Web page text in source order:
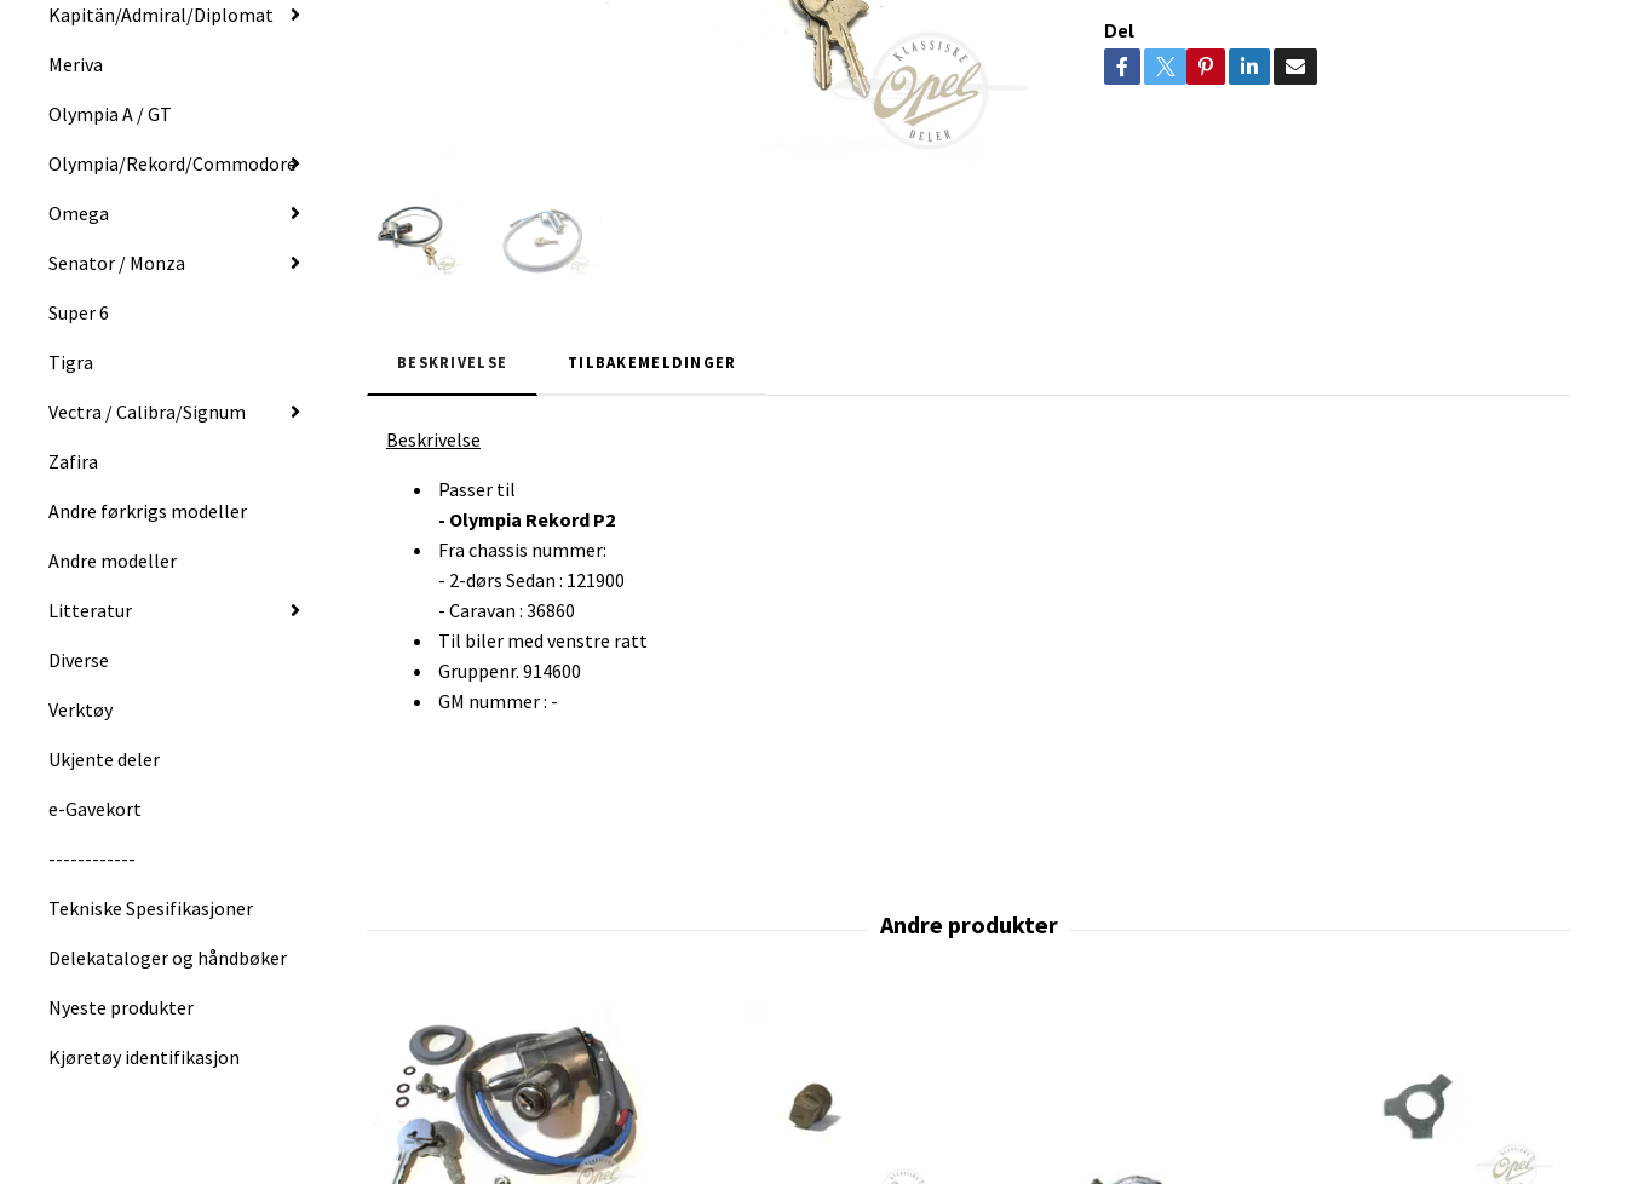
Kapitän/Admiral/Diplomat
Meriva
Olympia A / GT
Olympia/Rekord/Commodore
Omega
Senator / Monza
Super 6
Tigra
Vectra / Calibra/Signum
Zafira
Andre førkrigs modeller
Andre modeller
Litteratur
Diverse
Verktøy
Ukjente deler
e-Gavekort
------------
Tekniske Spesifikasjoner
Delekataloger og håndbøker
Nyeste produkter
Kjøretøy identifikasjon
Del
BESKRIVELSE TILBAKEMELDINGER
Beskrivelse
Passer til
- Olympia Rekord P2
Fra chassis nummer:
- 2-dørs Sedan : 121900
- Caravan : 36860
Til biler med venstre ratt
Gruppenr. 914600
GM nummer : -